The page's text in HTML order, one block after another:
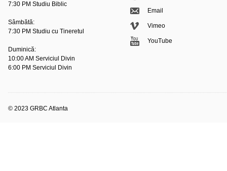
7:30 PM Studiu Biblic
Sâmbătă:
7:30 PM Studiu cu Tineretul
Duminică:
10:00 AM Serviciul Divin
6:00 PM Serviciul Divin
Email
Vimeo
YouTube
© 2023 GRBC Atlanta